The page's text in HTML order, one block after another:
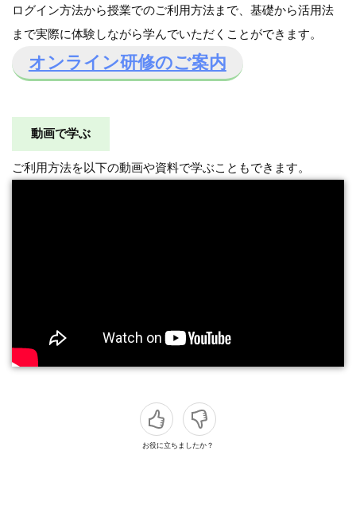
ログイン方法から授業でのご利用方法まで、基礎から活用法
まで実際に体験しながら学んでいただくことができます。
オンライン研修のご案内
動画で学ぶ
ご利用方法を以下の動画や資料で学ぶこともできます。
お役に立ちましたか？